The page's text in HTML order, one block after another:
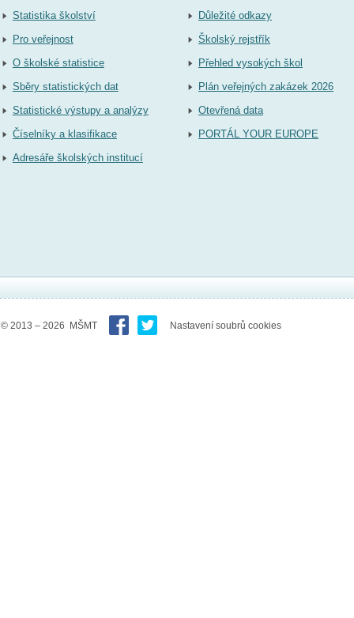
Statistika školství
Pro veřejnost
O školské statistice
Sběry statistických dat
Statistické výstupy a analýzy
Číselníky a klasifikace
Adresáře školských institucí
Důležité odkazy
Školský rejstřík
Přehled vysokých škol
Plán veřejných zakázek 2026
Otevřená data
PORTÁL YOUR EUROPE
© 2013 – 2026 MŠMT Nastavení soubrů cookies